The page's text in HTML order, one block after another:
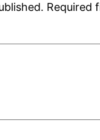
Required